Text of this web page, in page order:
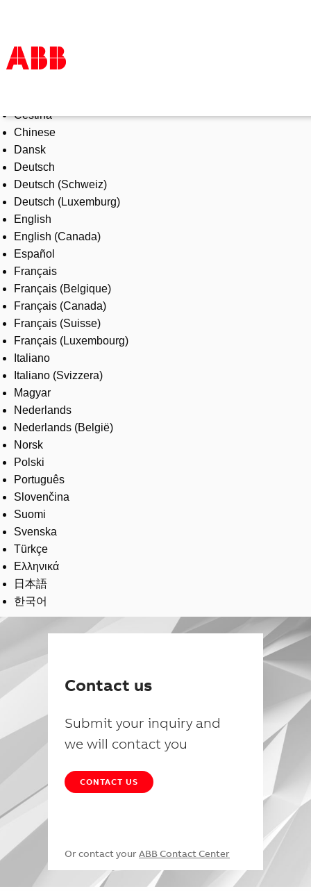
Products & Solutions
Industries
Services
About us
Where to buy
Contact us
Careers
Čeština
Chinese
Dansk
Deutsch
Deutsch (Schweiz)
Deutsch (Luxemburg)
English
English (Canada)
Español
Français
Français (Belgique)
Français (Canada)
Français (Suisse)
Français (Luxembourg)
Italiano
Italiano (Svizzera)
Magyar
Nederlands
Nederlands (België)
Norsk
Polski
Português
Slovenčina
Suomi
Svenska
Türkçe
Ελληνικά
日本語
한국어
Contact us
Submit your inquiry and
we will contact you
CONTACT US
Or contact your ABB Contact Center